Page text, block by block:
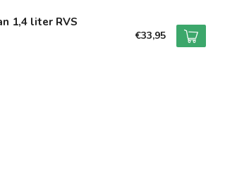
1,4 liter RVS
€33,95